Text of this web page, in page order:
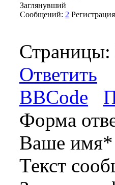
Заглянувший
Сообщений: 2
Страницы:
Ответить
BBCode
Форма
Ваше имя*
Текст